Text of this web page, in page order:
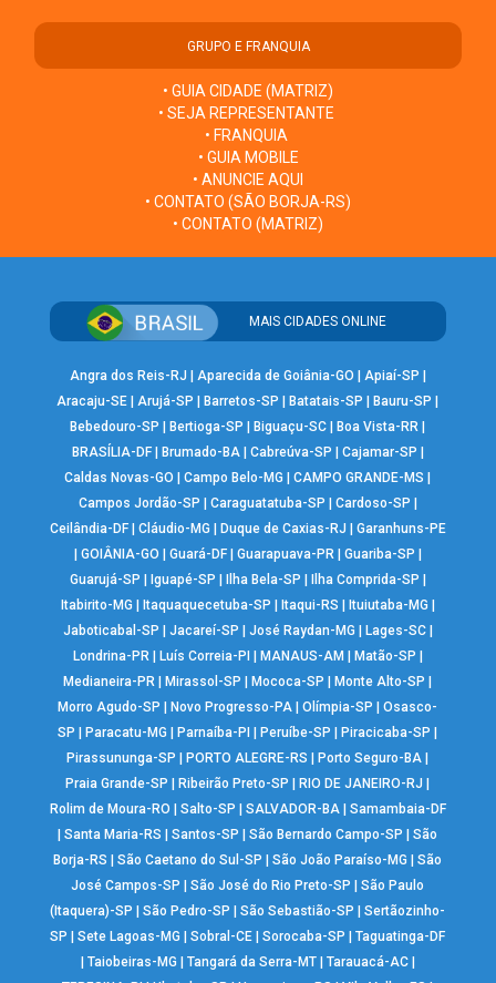
GRUPO E FRANQUIA
• GUIA CIDADE (MATRIZ)
• SEJA REPRESENTANTE
• FRANQUIA
• GUIA MOBILE
• ANUNCIE AQUI
• CONTATO (SÃO BORJA-RS)
• CONTATO (MATRIZ)
MAIS CIDADES ONLINE
Angra dos Reis-RJ | Aparecida de Goiânia-GO | Apiaí-SP |
Aracaju-SE | Arujá-SP |Barretos-SP |Batatais-SP |Bauru-SP |
Bebedouro-SP |Bertioga-SP |Biguaçu-SC |Boa Vista-RR |
BRASÍLIA-DF| Brumado-BA| Cabreúva-SP | Cajamar-SP |
Caldas Novas-GO |Campo Belo-MG |CAMPO GRANDE-MS |
Campos Jordão-SP | Caraguatatuba-SP | Cardoso-SP |
Ceilândia-DF| Cláudio-MG | Duque de Caxias-RJ | Garanhuns-PE
| GOIÂNIA-GO | Guará-DF| Guarapuava-PR | Guariba-SP |
Guarujá-SP | Iguapé-SP | Ilha Bela-SP | Ilha Comprida-SP |
Itabirito-MG | Itaquaquecetuba-SP | Itaqui-RS | Ituiutaba-MG |
Jaboticabal-SP | Jacareí-SP | José Raydan-MG | Lages-SC|
Londrina-PR | Luís Correia-PI | MANAUS-AM | Matão-SP |
Medianeira-PR |Mirassol-SP |Mococa-SP |Monte Alto-SP |
Morro Agudo-SP |Novo Progresso-PA |Olímpia-SP |Osasco-
SP |Paracatu-MG |Parnaíba-PI |Peruíbe-SP |Piracicaba-SP |
Pirassununga-SP |PORTO ALEGRE-RS |Porto Seguro-BA |
Praia Grande-SP |Ribeirão Preto-SP |RIO DE JANEIRO-RJ |
Rolim de Moura-RO | Salto-SP | SALVADOR-BA| Samambaia-DF
|Santa Maria-RS |Santos-SP |São Bernardo Campo-SP |São
Borja-RS |São Caetano do Sul-SP |São João Paraíso-MG |São
José Campos-SP |São José do Rio Preto-SP |São Paulo
(Itaquera)-SP |São Pedro-SP |São Sebastião-SP |Sertãozinho-
SP |Sete Lagoas-MG |Sobral-CE |Sorocaba-SP |Taguatinga-DF
| Taiobeiras-MG | Tangará da Serra-MT| Tarauacá-AC|